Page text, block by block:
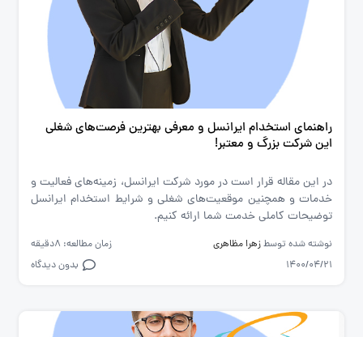
راهنمای استخدام ایرانسل و معرفی بهترین فرصت‌های شغلی
این شرکت بزرگ و معتبر!
در این مقاله قرار است در مورد شرکت ایرانسل، زمینه‌های فعالیت و
خدمات و همچنین موقعیت‌های شغلی و شرایط استخدام ایرانسل
توضیحات کاملی خدمت شما ارائه کنیم.
نوشته شده توسطزهرا مظاهری
زمان مطالعه: 8دقیقه
1400/04/21
بدون دیدگاه